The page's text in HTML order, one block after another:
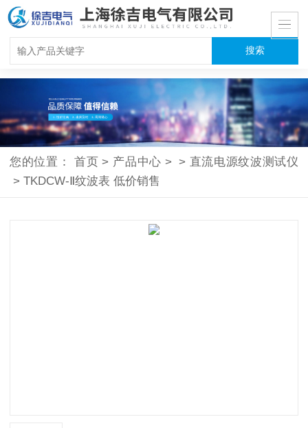
您的位置：首页 > 产品中心 > > 直流电源纹波测试仪
> TKDCW-Ⅱ纹波表 低价销售